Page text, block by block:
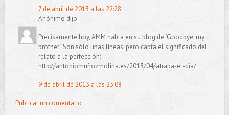
7 de abril de 2013 a las 22:28
Anónimo dijo...
Precisamente hoy, AMM habla en su blog de "Goodbye, my
brother". Son sólo unas líneas, pero capta el significado del
relato a la perfección:
http://antoniomuñozmolina.es/2013/04/atrapa-el-dia/
9 de abril de 2013 a las 23:08
Publicar un comentario